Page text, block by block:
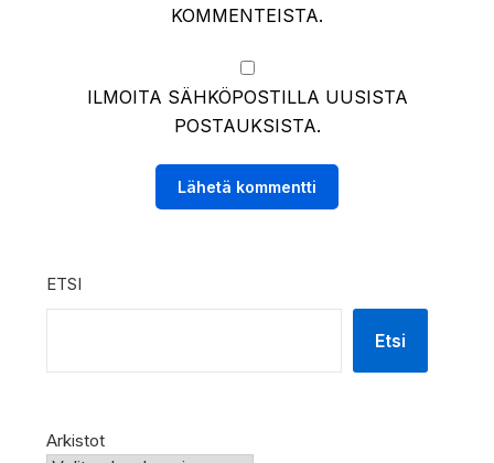
KOMMENTEISTA.
ILMOITA SÄHKÖPOSTILLA UUSISTA
POSTAUKSISTA.
ETSI
Etsi
Arkistot